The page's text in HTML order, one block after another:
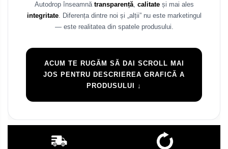
Autodrop înseamnă transparență, calitateși mai ales
integritate. Diferența dintre noi și „alții” nu este marketingul
— este realitatea din spatele produsului.
ACUM TE RUGĂM SĂ DAI SCROLL MAI
JOS PENTRU DESCRIEREA GRAFICĂ A
PRODUSULUI ↓